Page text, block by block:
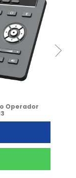
Operador